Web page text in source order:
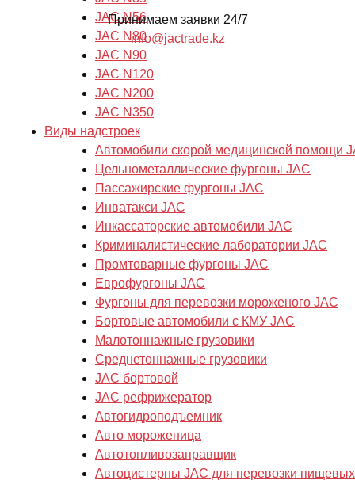
JAC N56
JAC N80
JAC N90
JAC N120
JAC N200
JAC N350
Виды надстроек
Автомобили скорой медицинской помощи
Цельнометаллические фургоны JAC
Пассажирские фургоны JAC
Инватакси JAC
Инкассаторские автомобили JAC
Криминалистические лаборатории JAC
Промтоварные фургоны JAC
Еврофургоны JAC
Фургоны для перевозки мороженого JAC
Бортовые автомобили с КМУ JAC
Малотоннажные грузовики
Cреднетоннажные грузовики
JAC бортовой
JAC рефрижератор
Автогидроподъемник
Авто мороженица
Автотопливозаправщик
Автоцистерны JAC для перевозки
Принимаем заявки 24/7
info@jactrade.kz